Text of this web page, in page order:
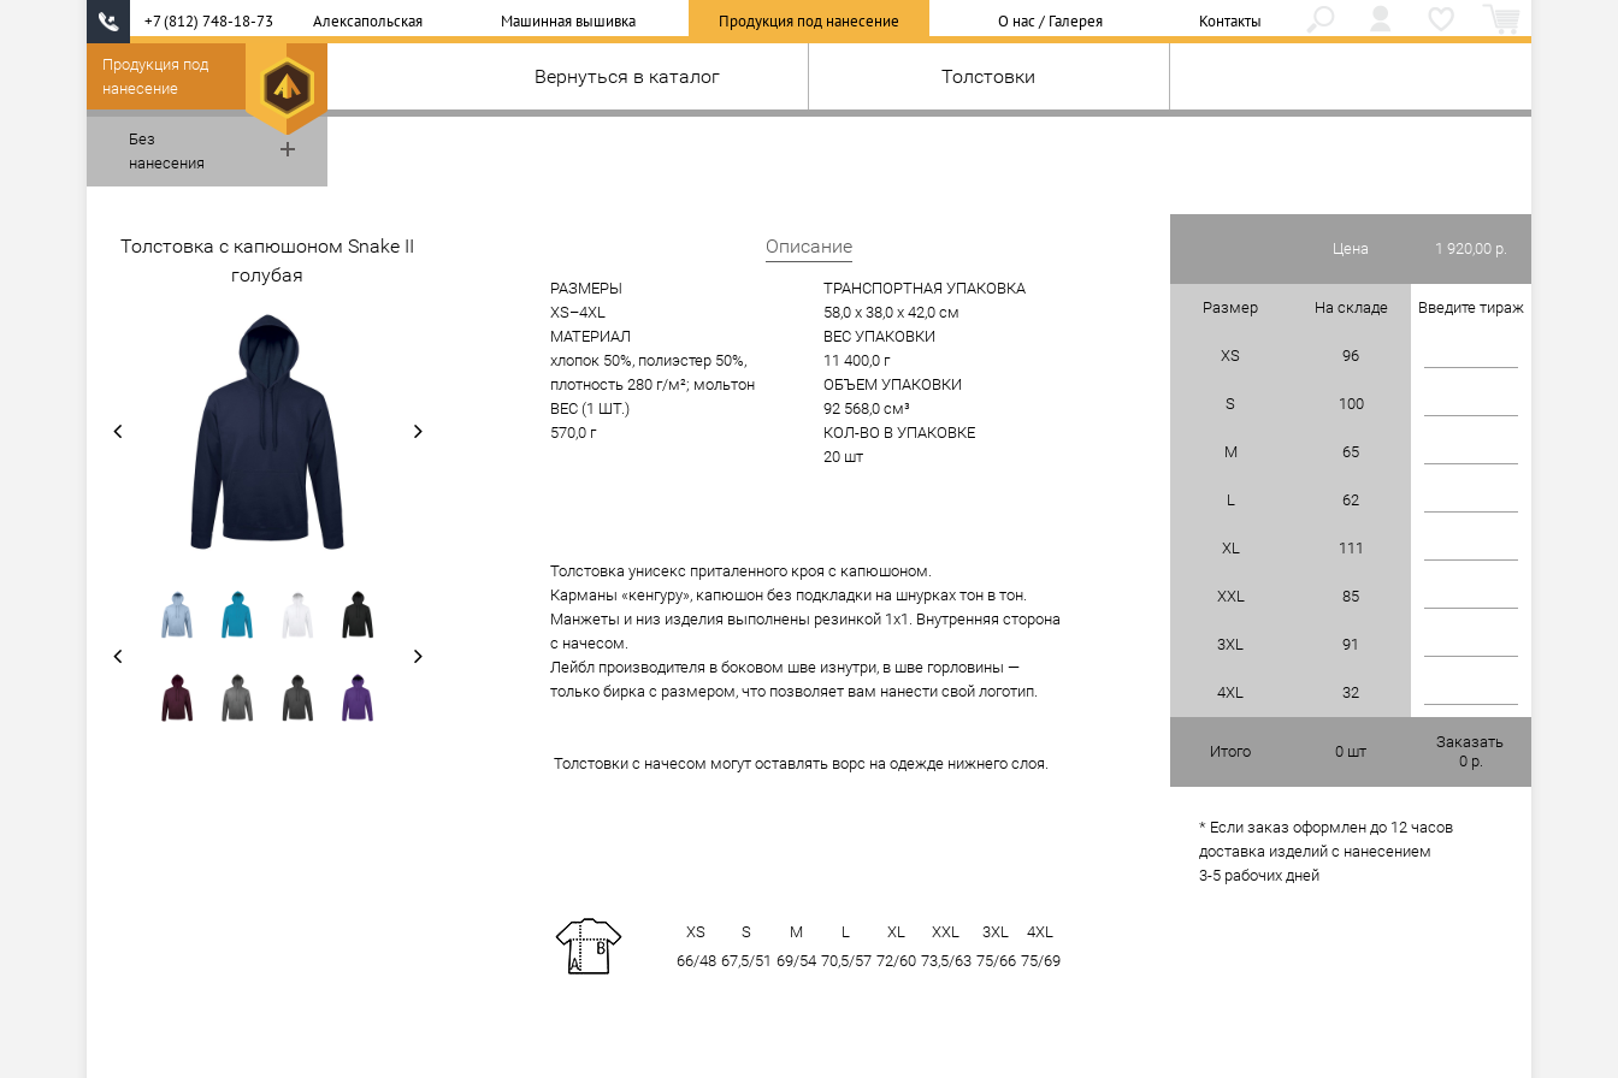
+7 (812) 748-18-73 Алексапольская Машинная вышивка Продукция под нанесение О нас / Галерея Контакты
Вернуться в каталог Толстовки
Продукция под
нанесение
Без
нанесения
Толстовка с капюшоном Snake II
голубая
Цена 1 920,00 р.
Размер На складе Введите тираж
XS 96
S 100
M 65
L 62
XL 111
XXL 85
3XL 91
4XL 32
Итого 0 шт
Заказать
0 р.
* Если заказ оформлен до 12 часов
доставка изделий с нанесением
3-5 рабочих дней
Описание
РАЗМЕРЫ
XS–4XL
МАТЕРИАЛ
хлопок 50%, полиэстер 50%,
плотность 280 г/м²; мольтон
ВЕС (1 ШТ.)
570,0 г
ТРАНСПОРТНАЯ УПАКОВКА
58,0 x 38,0 x 42,0 см
ВЕС УПАКОВКИ
11 400,0 г
ОБЪЕМ УПАКОВКИ
92 568,0 см³
КОЛ-ВО В УПАКОВКЕ
20 шт
Толстовка унисекс приталенного кроя с капюшоном.
Карманы «кенгуру», капюшон без подкладки на шнурках тон в тон.
Манжеты и низ изделия выполнены резинкой 1x1. Внутренняя сторона
с начесом.
Лейбл производителя в боковом шве изнутри, в шве горловины —
только бирка с размером, что позволяет вам нанести свой логотип.
Толстовки с начесом могут оставлять ворс на одежде нижнего слоя.
XS S M L XL XXL 3XL
4XL
66/48 67,5/51 69/54 70,5/57 72/60 73,5/63 75/66 75/69